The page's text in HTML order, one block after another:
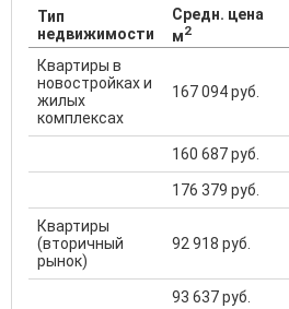
Тип
недвижимости
Средн. цена
м2
Квартиры в
новостройках и
жилых
комплексах
167 094 руб.
160 687 руб.
176 379 руб.
Квартиры
(вторичный
рынок)
92 918 руб.
93 637 руб.